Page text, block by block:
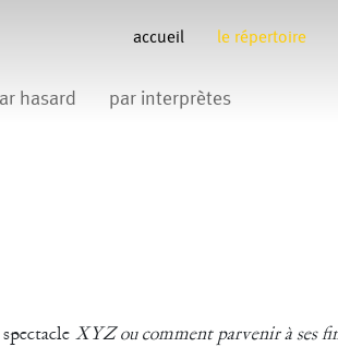
accueil le répertoire
hasard par interprètes
Jean-Pascal
XYZ ou comment parvenir à ses